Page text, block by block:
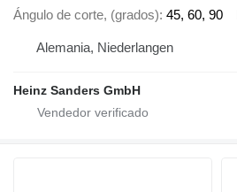
Ángulo de corte, (grados) 45, 60, 90
Alemania, Niederlangen
Heinz Sanders GmbH